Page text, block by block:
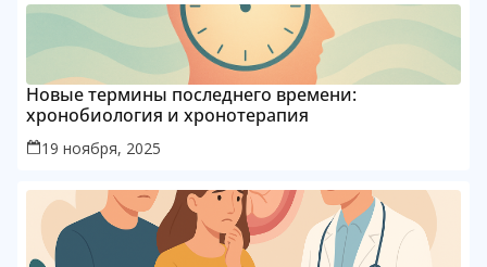
Новые термины последнего времени:
хронобиология и хронотерапия
19 ноября, 2025